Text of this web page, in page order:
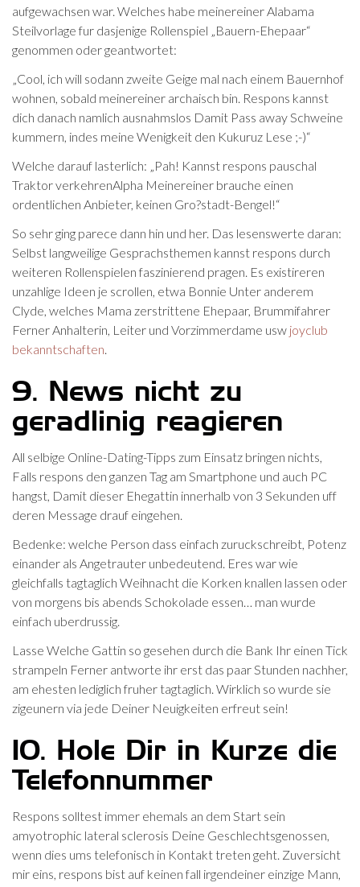
aufgewachsen war. Welches habe meinereiner Alabama
Steilvorlage fur dasjenige Rollenspiel „Bauern-Ehepaar“
genommen oder geantwortet:
„Cool, ich will sodann zweite Geige mal nach einem Bauernhof
wohnen, sobald meinereiner archaisch bin. Respons kannst
dich danach namlich ausnahmslos Damit Pass away Schweine
kummern, indes meine Wenigkeit den Kukuruz Lese ;-)“
Welche darauf lasterlich: „Pah! Kannst respons pauschal
Traktor verkehrenAlpha Meinereiner brauche einen
ordentlichen Anbieter, keinen Gro?stadt-Bengel!“
So sehr ging parece dann hin und her. Das lesenswerte daran:
Selbst langweilige Gesprachsthemen kannst respons durch
weiteren Rollenspielen faszinierend pragen. Es existireren
unzahlige Ideen je scrollen, etwa Bonnie Unter anderem
Clyde, welches Mama zerstrittene Ehepaar, Brummifahrer
Ferner Anhalterin, Leiter und Vorzimmerdame usw joyclub
bekanntschaften.
9. News nicht zu
geradlinig reagieren
All selbige Online-Dating-Tipps zum Einsatz bringen nichts,
Falls respons den ganzen Tag am Smartphone und auch PC
hangst, Damit dieser Ehegattin innerhalb von 3 Sekunden uff
deren Message drauf eingehen.
Bedenke: welche Person dass einfach zuruckschreibt, Potenz
einander als Angetrauter unbedeutend. Eres war wie
gleichfalls tagtaglich Weihnacht die Korken knallen lassen oder
von morgens bis abends Schokolade essen… man wurde
einfach uberdrussig.
Lasse Welche Gattin so gesehen durch die Bank Ihr einen Tick
strampeln Ferner antworte ihr erst das paar Stunden nachher,
am ehesten lediglich fruher tagtaglich. Wirklich so wurde sie
zigeunern via jede Deiner Neuigkeiten erfreut sein!
10. Hole Dir in Kurze die
Telefonnummer
Respons solltest immer ehemals an dem Start sein
amyotrophic lateral sclerosis Deine Geschlechtsgenossen,
wenn dies ums telefonisch in Kontakt treten geht. Zuversicht
mir eins, respons bist auf keinen fall irgendeiner einzige Mann,